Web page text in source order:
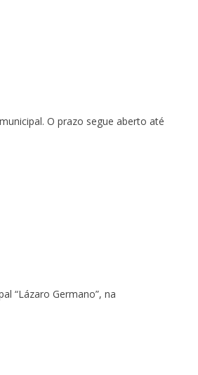
O prazo segue aberto até
“Lázaro Germano”, na